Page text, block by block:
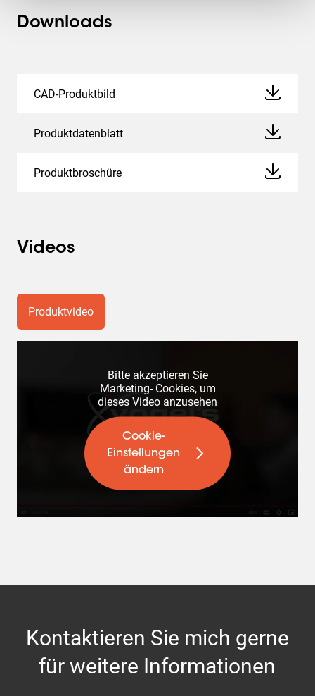
Downloads
CAD-Produktbild
Produktdatenblatt
Produktbroschüre
Videos
Produktvideo
Bitte akzeptieren Sie
Marketing- Cookies, um
dieses Video anzusehen
Cookie-
Einstellungen
ändern
Kontaktieren Sie mich gerne
für weitere Informationen